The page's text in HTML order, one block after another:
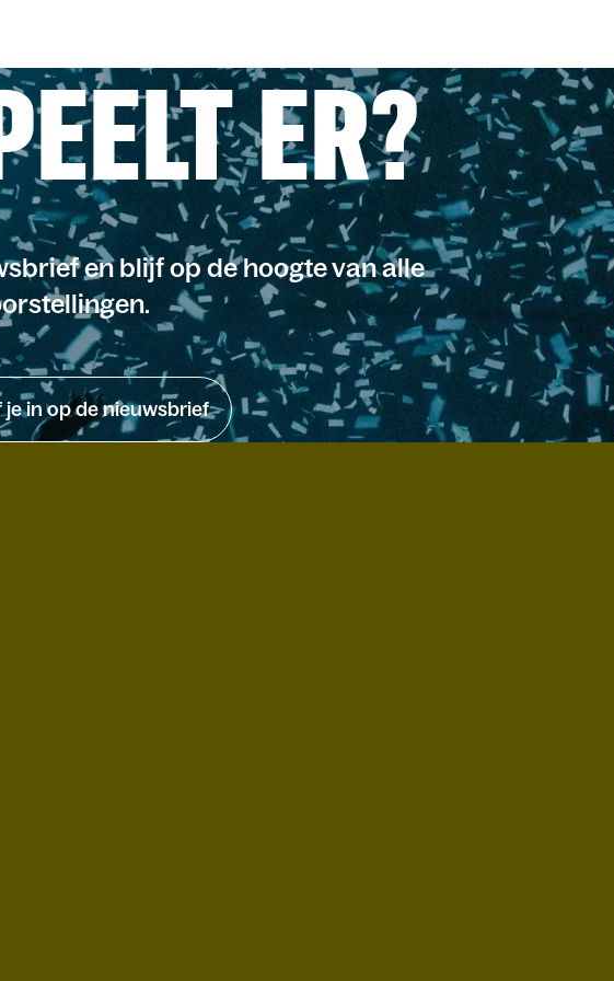
ER?
en blijf op de hoogte van alle
in op de nieuwsbrief